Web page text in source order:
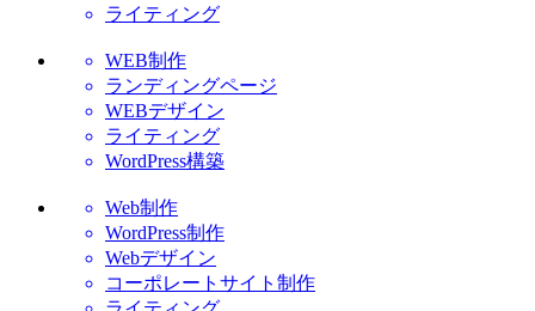
ライティング
WEB制作
ランディングページ
WEBデザイン
ライティング
WordPress構築
Web制作
WordPress制作
Webデザイン
コーポレートサイト制作